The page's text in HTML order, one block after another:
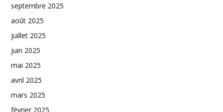
septembre 2025
août 2025
juillet 2025
juin 2025
mai 2025
avril 2025
mars 2025
février 2025